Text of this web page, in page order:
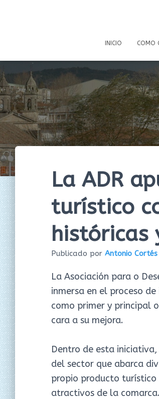
INICIO COMO
La ADR
turístico
históricas
Publicado por Antonio Cortés
La Asociación para o
inmersa en el proceso
como primer y principal
cara a su mejora.
Dentro de esta
del sector que abarca
propio producto
atractivos de la